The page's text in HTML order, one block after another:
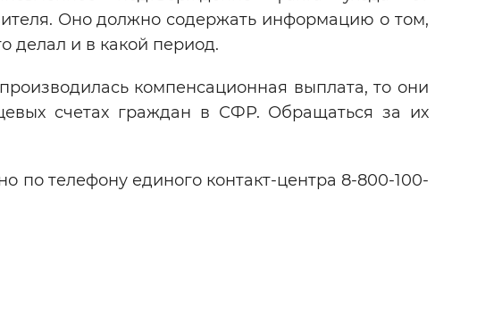
Оно должно содержать информацию о том,
делал и в какой период.
компенсационная выплата, то они
счетах граждан в СФР. Обращаться за их
по телефону единого контакт-центра 8-800-100-